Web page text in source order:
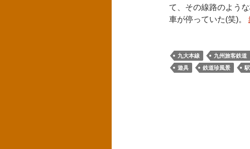
て、その線路のよう
車が停っていた(笑)。
九大本線 九州旅客鉄道
遊具
鉄道珍風景